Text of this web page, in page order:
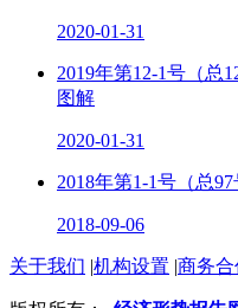
2020-01-31
2019年第12-1号（总
图解
2020-01-31
2018年第1-1号（总
2018-09-06
关于我们 |机构设置 |商务合